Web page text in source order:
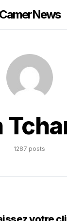
CamerNews
1287 posts